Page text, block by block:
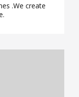
.We create